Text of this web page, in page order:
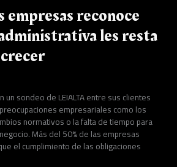
empresas reconoce
les resta
sondeo de LEIALTA entre sus clientes
empresariales como los
normativos o la falta de tiempo para
Más del 50% de las empresas
el cumplimiento de las obligaciones